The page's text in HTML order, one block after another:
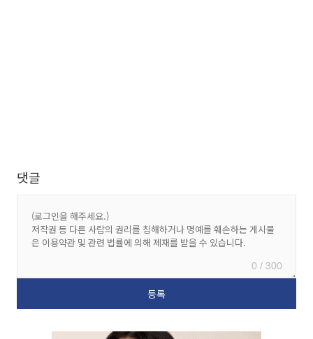
댓글
0 / 300